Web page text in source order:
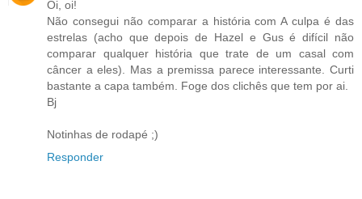
Oi, oi!
Não consegui não comparar a história com A culpa é das
estrelas (acho que depois de Hazel e Gus é difícil não
comparar qualquer história que trate de um casal com
câncer a eles). Mas a premissa parece interessante. Curti
bastante a capa também. Foge dos clichês que tem por ai.
Bj
Notinhas de rodapé ;)
Responder